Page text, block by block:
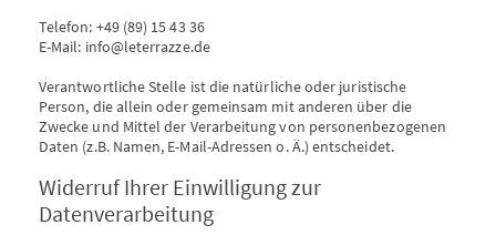
Telefon: +49 (89) 15 43 36
E-Mail: info@leterrazze.de
Verantwortliche Stelle ist die natürliche oder juristische
Person, die allein oder gemeinsam mit anderen über die
Zwecke und Mittel der Verarbeitung von personenbezogenen
Daten (z.B. Namen, E-Mail-Adressen o. Ä.) entscheidet.
Widerruf Ihrer Einwilligung zur
Datenverarbeitung